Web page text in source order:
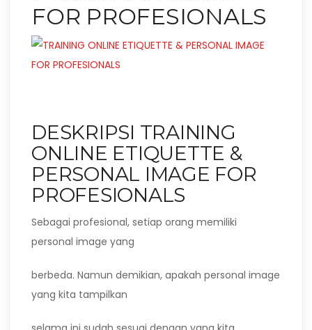
FOR PROFESIONALS
DESKRIPSI TRAINING
ONLINE ETIQUETTE &
PERSONAL IMAGE FOR
PROFESIONALS
Sebagai profesional, setiap orang memiliki
personal image yang
berbeda. Namun demikian, apakah personal image
yang kita tampilkan